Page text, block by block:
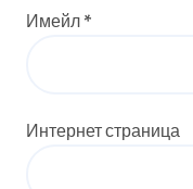
Имейл *
Интернет страница